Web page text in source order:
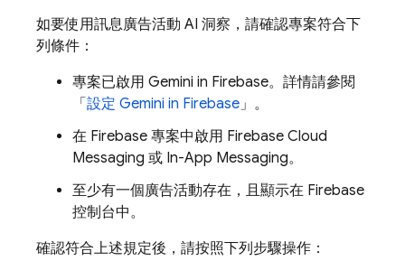
如要使用訊息廣告活動 AI 洞察，請確認專案符合下
列條件：
專案已啟用 Gemini in Firebase。詳情請參閱
「 設定 Gemini in Firebase」。
在 Firebase 專案中啟用 Firebase Cloud
Messaging 或 In-App Messaging。
至少有一個廣告活動存在，且顯示在 Firebase
控制台中。
確認符合上述規定後，請按照下列步驟操作：